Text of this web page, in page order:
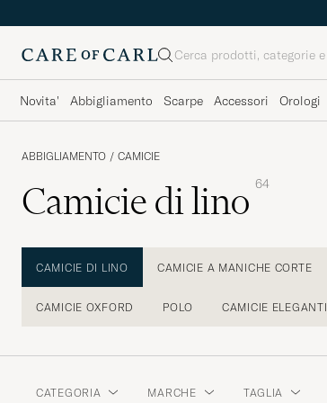
Cerca
Novita' Abbigliamento Scarpe Accessori Orologi
ABBIGLIAMENTO / CAMICIE
Camicie di lino 64
CAMICIE DI LINO CAMICIE A MANICHE CORTE
CAMICIE OXFORD POLO CAMICIE ELEGANTI
CATEGORIA MARCHE TAGLIA